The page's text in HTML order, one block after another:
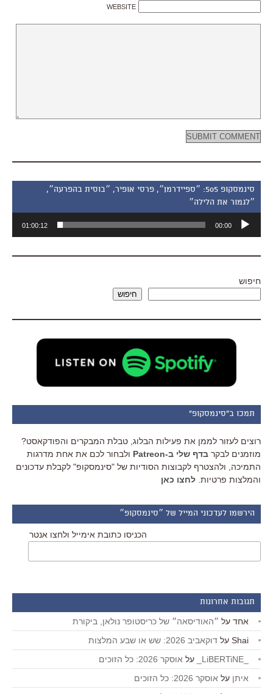
WEBSITE
סינמסקופ 505: ״ספיידרמן״, פרסי אופיר, ״בוסית בהפרעה״,
״לגמור את הלילה״
אודיו
00:00
01:00:12
חיפוש
חיפוש
תמכו ב"סינמסקופ"
רוצים לעזור לממן את פעילות הבלוג, טבלת המבקרים והפודקאסט?
מוזמנים לבקר בדף שלי ב-Patreon
ולבחור לכם את אחת מדרגות
התמיכה, ולהצטרף לקבוצות הסודיות של "סינמסקופ" לקבלת עדכונים
והמלצות פרטיות. לחצו כאן
הירשמו לעדכוני המייל של ״סינמסקופ״
הכניסו כתובת אימייל ולחצו אנטר
תגובות אחרונות
אחד על ״האודיסאה״ של כריסטופר נולאן, ביקורת
Shai על דוקאביב 2026: שש או שבע המלצות
על אוסקר 2026: כל הזוכים
איתן על אוסקר 2026: כל הזוכים